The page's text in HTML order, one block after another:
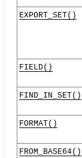
EXPORT_SET()
FIELD()
FIND_IN_SET()
FORMAT()
FROM_BASE64()